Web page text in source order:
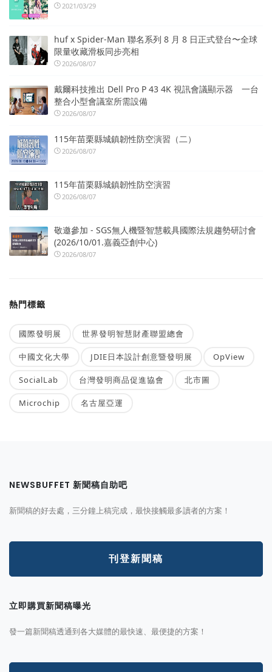
2021/03/29
huf x Spider-Man 聯名系列 8 月 8 日正式登台〜全球
限量收藏滑板同步亮相
2026/08/07
戴爾科技推出 Dell Pro P 43 4K 視訊會議顯示器 一台
整合小型會議室所需設備
2026/08/07
115年苗栗縣城鎮韌性防空演習（二）
2026/08/07
115年苗栗縣城鎮韌性防空演習
2026/08/07
敬邀參加 - SGS無人機暨智慧載具國際法規趨勢研討會
(2026/10/01.嘉義亞創中心)
2026/08/07
熱門標籤
國際發明展 世界發明智慧財產聯盟總會
中國文化大學 JDIE日本設計創意暨發明展 OpView
SocialLab 台灣發明商品促進協會 北市圖
Microchip 名古屋亞運
NEWSBUFFET 新聞稿自助吧
新聞稿的好去處，三分鐘上稿完成，最快接觸最多讀者的方案！
刊登新聞稿
立即購買新聞稿曝光
發一篇新聞稿透通到各大媒體的最快速、最便捷的方案！